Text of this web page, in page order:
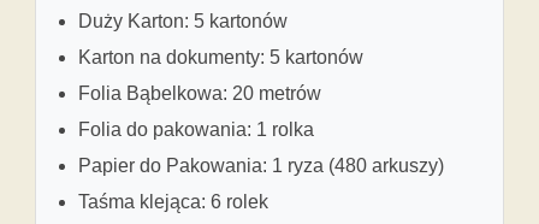
Duży Karton: 5 kartonów
Karton na dokumenty: 5 kartonów
Folia Bąbelkowa: 20 metrów
Folia do pakowania: 1 rolka
Papier do Pakowania: 1 ryza (480 arkuszy)
Taśma klejąca: 6 rolek